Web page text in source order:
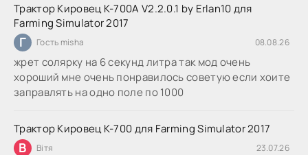
Трактор Кировец К-700А V2.2.0.1 by Erlan10 для
Farming Simulator 2017
Г Гость misha 08.08.26
жрет солярку на 6 секунд литра так мод очень
хороший мне очень понравилось советую если хоите
заправлять на одно поле по 1000
Трактор Кировец К-700 для Farming Simulator 2017
В Вітя 23.07.26